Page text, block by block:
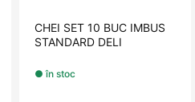
CHEI SET 10 BUC IMBUS
STANDARD DELI
● în stoc